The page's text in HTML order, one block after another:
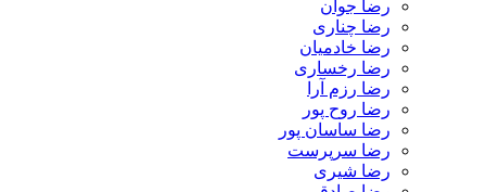
رضا جوان
رضا چناری
رضا خادمیان
رضا رخساری
رضا رزم آرا
رضا روح پور
رضا ساسان پور
رضا سرپرست
رضا شیری